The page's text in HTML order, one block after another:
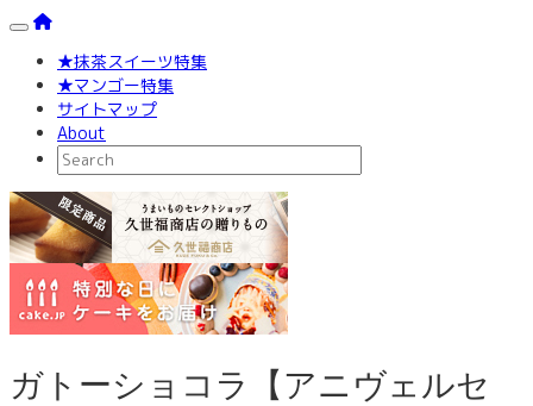
Toggle navigation
★抹茶スイーツ特集
★マンゴー特集
サイトマップ
About
ガトーショコラ【アニヴェルセ